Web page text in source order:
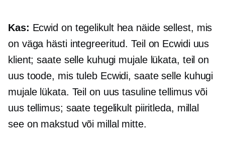
Kas: Ecwid on tegelikult hea näide sellest, mis
on väga hästi integreeritud. Teil on Ecwidi uus
klient; saate selle kuhugi mujale lükata, teil on
uus toode, mis tuleb Ecwidi, saate selle kuhugi
mujale lükata. Teil on uus tasuline tellimus või
uus tellimus; saate tegelikult piiritleda, millal
see on makstud või millal mitte.